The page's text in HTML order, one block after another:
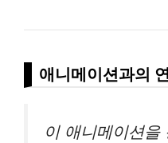
애니메이션과의
이 애니메이션을